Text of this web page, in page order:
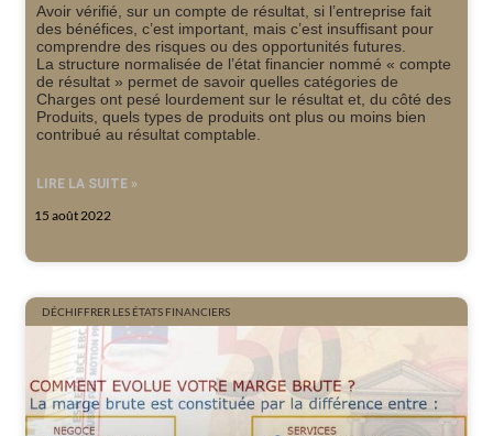
Avoir vérifié, sur un compte de résultat, si l’entreprise fait
des bénéfices, c’est important, mais c’est insuffisant pour
comprendre des risques ou des opportunités futures.
La structure normalisée de l’état financier nommé « compte
de résultat » permet de savoir quelles catégories de
Charges ont pesé lourdement sur le résultat et, du côté des
Produits, quels types de produits ont plus ou moins bien
contribué au résultat comptable.
LIRE LA SUITE »
15 août 2022
DÉCHIFFRER LES ÉTATS FINANCIERS